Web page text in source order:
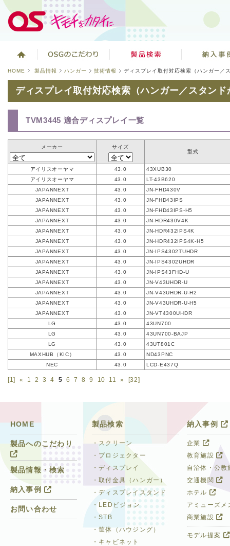
HOME 製品情報 ハンガー 技術情報 ディスプレイ取付対応検索（ハンガー／
ディスプレイ取付対応検索（ハンガー／スタン
TVM3445 適合ディスプレイ一覧
メーカー
サイズ
型式
アイリスオーヤマ 43.0
43XUB30
アイリスオーヤマ
43.0
LT-43B620
JAPANNEXT
43.0
JN-FHD430V
JAPANNEXT
43.0
JN-FHD43IPS
JAPANNEXT
43.0
JN-FHD43IPS-H5
JAPANNEXT
43.0
JN-HDR430V4K
JAPANNEXT
43.0
JN-HDR432IPS4K
JAPANNEXT
43.0
JN-HDR432IPS4K-H5
JAPANNEXT
43.0
JN-IPS4302TUHDR
JAPANNEXT
43.0
JN-IPS4302UHDR
JAPANNEXT
43.0
JN-IPS43FHD-U
JAPANNEXT
43.0
JN-V43UHDR-U
JAPANNEXT
43.0
JN-V43UHDR-U-H2
JAPANNEXT
43.0
JN-V43UHDR-U-H5
JAPANNEXT
43.0
JN-VT4300UHDR
LG
43.0
43UN700
LG
43.0
43UN700-BAJP
LG
43.0
43UT801C
MAXHUB（KIC）
43.0
ND43PNC
NEC
43.0 LCD-E437Q
[1] « 1 2 3 4 5 6 7 8 9 10 11 » [32]
HOME
製品へのこだわり
製品情報・検索
納入事例
お問い合わせ
納入事例
企業
教育施設
自治体・公教
交通機関
ホテル
アミューズ
商業施設
モデル提案
製品検索
・スクリーン
・プロジェクター
・ディスプレイ
・取付金具（ハンガー）
・ディスプレイスタンド
・LEDビジョン
・STB
・筐体（ハウジング）
・キャビネット